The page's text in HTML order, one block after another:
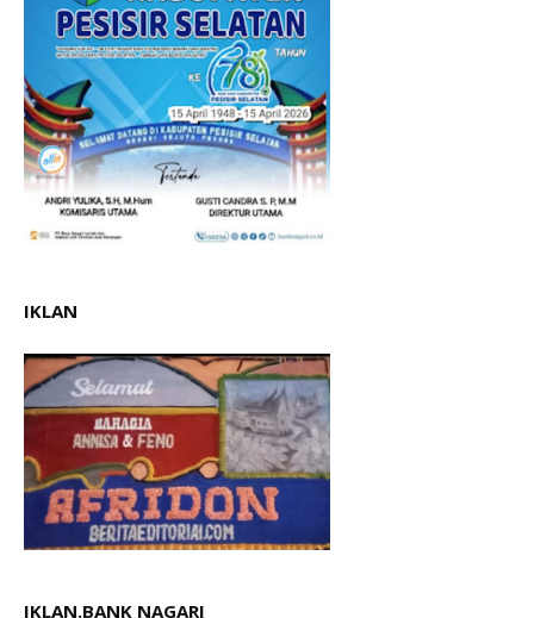
IKLAN
IKLAN.BANK NAGARI